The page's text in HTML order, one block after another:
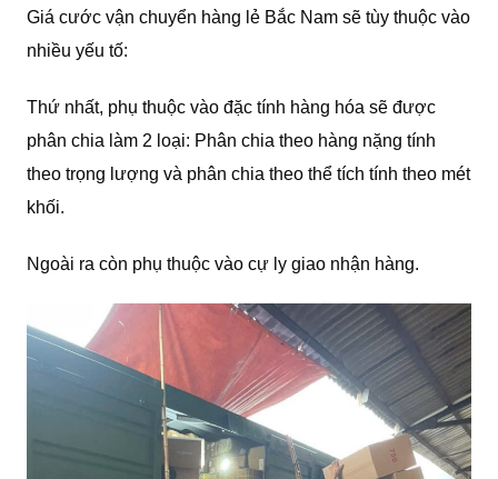
Giá cước vận chuyển hàng lẻ Bắc Nam sẽ tùy thuộc vào
nhiều yếu tố:
Thứ nhất, phụ thuộc vào đặc tính hàng hóa sẽ được
phân chia làm 2 loại: Phân chia theo hàng nặng tính
theo trọng lượng và phân chia theo thể tích tính theo mét
khối.
Ngoài ra còn phụ thuộc vào cự ly giao nhận hàng.